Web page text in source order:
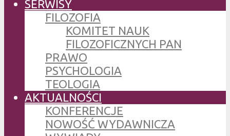
SERWISY
FILOZOFIA
KOMITET NAUK
FILOZOFICZNYCH PAN
PRAWO
PSYCHOLOGIA
TEOLOGIA
AKTUALNOŚCI
KONFERENCJE
NOWOŚĆ WYDAWNICZA